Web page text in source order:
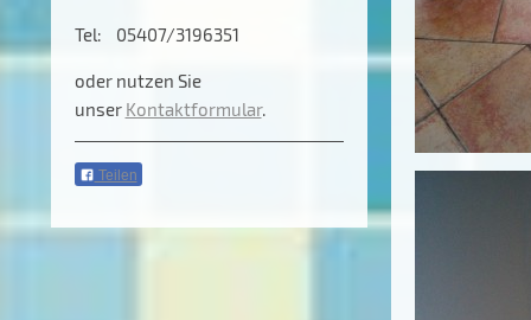
Tel: 05407/3196351
oder nutzen Sie
unser Kontaktformular.
Teilen